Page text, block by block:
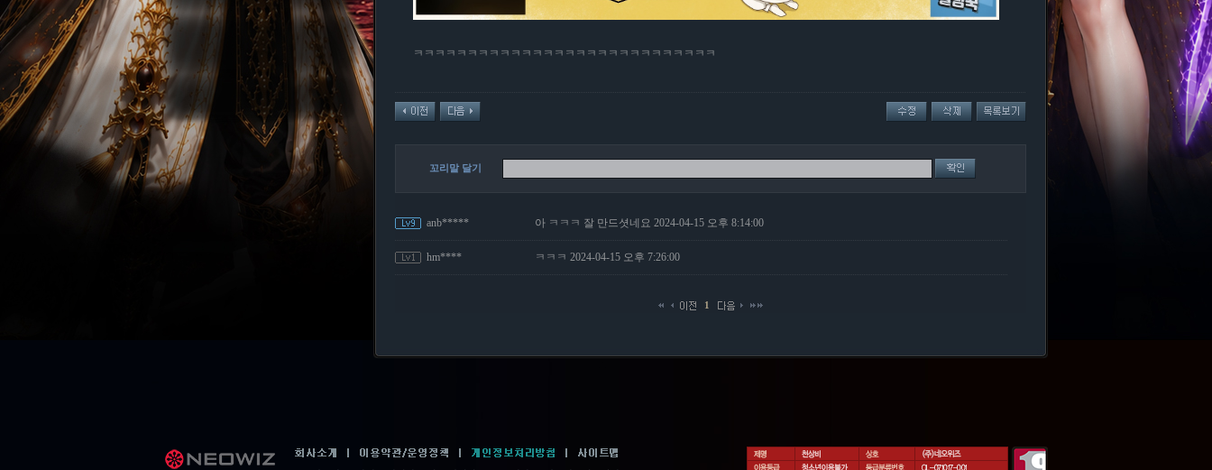
ㅋㅋㅋㅋㅋㅋㅋㅋㅋㅋㅋㅋㅋㅋㅋㅋㅋㅋㅋㅋㅋㅋㅋㅋㅋㅋㅋㅋ